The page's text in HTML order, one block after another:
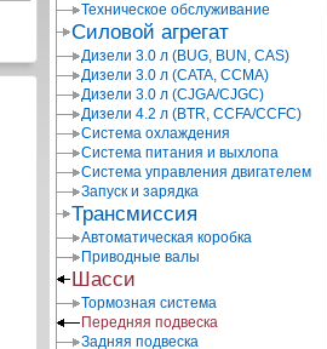
Техническое обслуживание
Силовой агрегат
Дизели 3.0 л (BUG, BUN, CAS)
Дизели 3.0 л (CATA, CCMA)
Дизели 3.0 л (CJGA/CJGC)
Дизели 4.2 л (BTR, CCFA/CCFC)
Система охлаждения
Система питания и выхлопа
Система управления двигателем
Запуск и зарядка
Трансмиссия
Автоматическая коробка
Приводные валы
Шасси
Тормозная система
Передняя подвеска
Задняя подвеска